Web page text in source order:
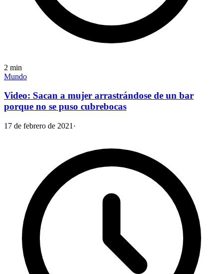
2 min
Mundo
Video: Sacan a mujer arrastrándose de un bar
porque no se puso cubrebocas
17 de febrero de 2021 ·